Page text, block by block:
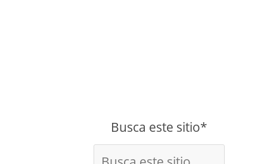
Busca este sitio*